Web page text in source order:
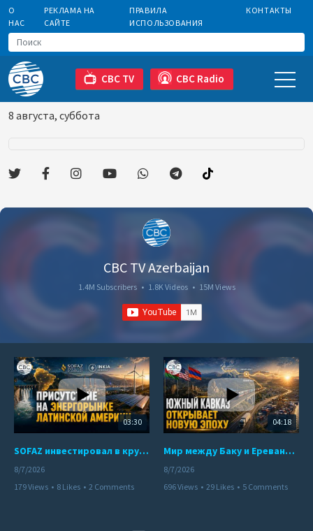
О
НАС
РЕКЛАМА НА
САЙТЕ
ПРАВИЛА
ИСПОЛЬЗОВАНИЯ
КОНТАКТЫ
CBC TV CBC Radio
8 августа, суббота
CBC TV Azerbaijan
1.4M Subscribers • 1.8K Videos • 15M Views
03:30
SOFAZ инвестировал в крупнейшего независимого производителя электроэнергии Перу
8/7/2026
179 Views • 8 Likes • 2 Comments
04:18
Мир между Баку и Ереваном запускает крупные логистические проекты
8/7/2026
696 Views • 29 Likes • 5 Comments